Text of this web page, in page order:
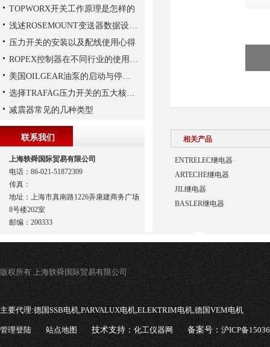
相关产品
ENTRELEC继电器
ARTECHE继电器
JIL继电器
BASLER继电器
TOPWORX开关工作原理是怎样的
浅述ROSEMOUNT变送器数据设置步骤
压力开关的安装以及配线使用心得
ROPEX控制器在不同行业的使用规范
美国OILGEAR油泵的启动与停机操作注意
选择TRAFAG压力开关的五大核心理由
减震器常见的几种类型
联系我们
上海轶舜国际贸易有限公司
电话：86-021-51872309
传真：
地址：上海市真南路1226弄康建商务广场
8号楼202室
邮编：200333
版权所有 上海轶舜国际贸易有限公司
主要代理:德国SSB电机,PARVALUX电机,ELEKTRIM电机,德国VEM电机
管理登陆 站点地图 技术支持：化工仪器网 备案号：沪ICP备